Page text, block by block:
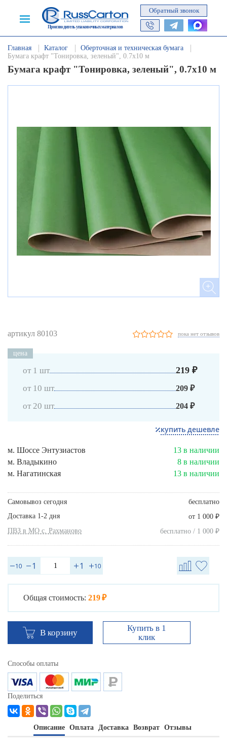
Производитель упаковочных материалов
Обратный звонок
Главная Каталог
Оберточная и техническая бумага
Бумага крафт "Тонировка, зеленый", 0.7х10 м
Бумага крафт "Тонировка, зеленый", 0.7х10 м
артикул 80103 пока нет отзывов
цена
от 1 шт 219 ₽
от 10 шт 209 ₽
от 20 шт 204 ₽
купить дешевле
м. Шоссе Энтузиастов
13 в наличии
м. Владыкино
8 в наличии
м. Нагатинская
13 в наличии
Самовывоз сегодня
бесплатно
Доставка 1-2 дня
от 1 000 ₽
ПВЗ в МО с. Рахманово бесплатно / 1 000 ₽
Общая стоимость: 219 ₽
В корзину
Купить в 1
клик
Способы оплаты
Поделиться
Описание Оплата Доставка Возврат Отзывы